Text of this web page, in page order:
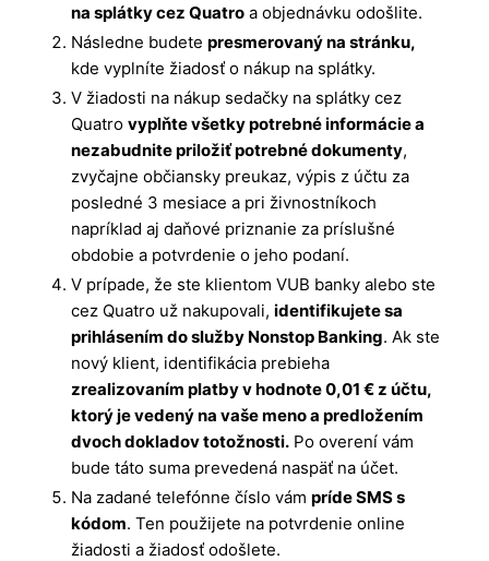
na splátky cez Quatro a objednávku odošlite.
Následne budete presmerovaný na stránku,
kde vyplníte žiadosť o nákup na splátky.
V žiadosti na nákup sedačky na splátky cez
Quatro vyplňte všetky potrebné informácie a
nezabudnite priložiť potrebné dokumenty,
zvyčajne občiansky preukaz, výpis z účtu za
posledné 3 mesiace a pri živnostníkoch
napríklad aj daňové priznanie za príslušné
obdobie a potvrdenie o jeho podaní.
V prípade, že ste klientom VUB banky alebo ste
cez Quatro už nakupovali, identifikujete sa
prihlásením do služby Nonstop Banking. Ak ste
nový klient, identifikácia prebieha
zrealizovaním platby v hodnote 0,01 € z účtu,
ktorý je vedený na vaše meno a predložením
dvoch dokladov totožnosti. Po overení vám
bude táto suma prevedená naspäť na účet.
Na zadané telefónne číslo vám príde SMS s
kódom. Ten použijete na potvrdenie online
žiadosti a žiadosť odošlete.